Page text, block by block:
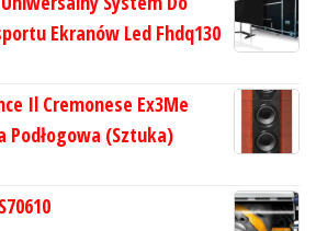
Ekranów Led Fhdq130
Il Cremonese Ex3Me
Podłogowa (Sztuka)